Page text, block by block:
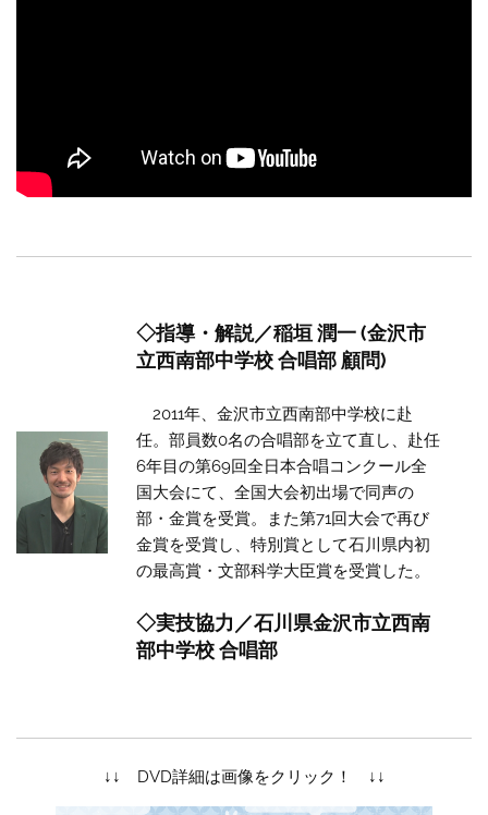
◇指導・解説／稲垣 潤一 (金沢市
立西南部中学校 合唱部 顧問)
2011年、金沢市立西南部中学校に赴
任。部員数0名の合唱部を立て直し、赴任
6年目の第69回全日本合唱コンクール全
国大会にて、全国大会初出場で同声の
部・金賞を受賞。また第71回大会で再び
金賞を受賞し、特別賞として石川県内初
の最高賞・文部科学大臣賞を受賞した。
◇実技協力／石川県金沢市立西南
部中学校 合唱部
↓↓ DVD詳細は画像をクリック！ ↓↓